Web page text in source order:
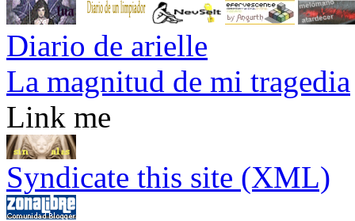
Diario de arielle
La magnitud de mi tragedia
Link me
Syndicate this site (XML)